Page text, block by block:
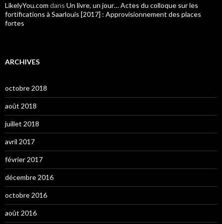
LikelyYou.com dans Un livre, un jour… Actes du colloque sur les
fortifications à Saarlouis [2017] : Approvisionnement des places
fortes
ARCHIVES
octobre 2018
août 2018
juillet 2018
avril 2017
février 2017
décembre 2016
octobre 2016
août 2016